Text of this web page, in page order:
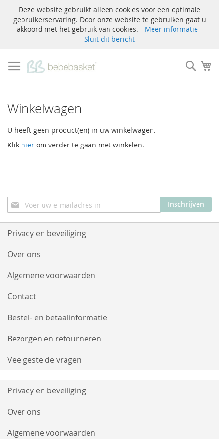
Deze website gebruikt alleen cookies voor een optimale
gebruikerservaring. Door onze website te gebruiken gaat u
akkoord met het gebruik van cookies. - Meer informatie -
Sluit dit bericht
naar
de
inhoud
Zoek
Winkelwagen
U heeft geen product(en) in uw winkelwagen.
Klik hier om verder te gaan met winkelen.
Abonneer
u
op
onze
nieuwsbrief
Inschrijven
Privacy en beveiliging
Over ons
Algemene voorwaarden
Contact
Bestel- en betaalinformatie
Bezorgen en retourneren
Veelgestelde vragen
Privacy en beveiliging
Over ons
Algemene voorwaarden